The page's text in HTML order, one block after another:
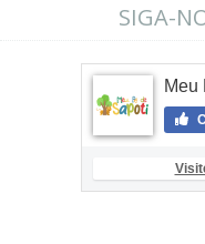
SIGA-
Meu